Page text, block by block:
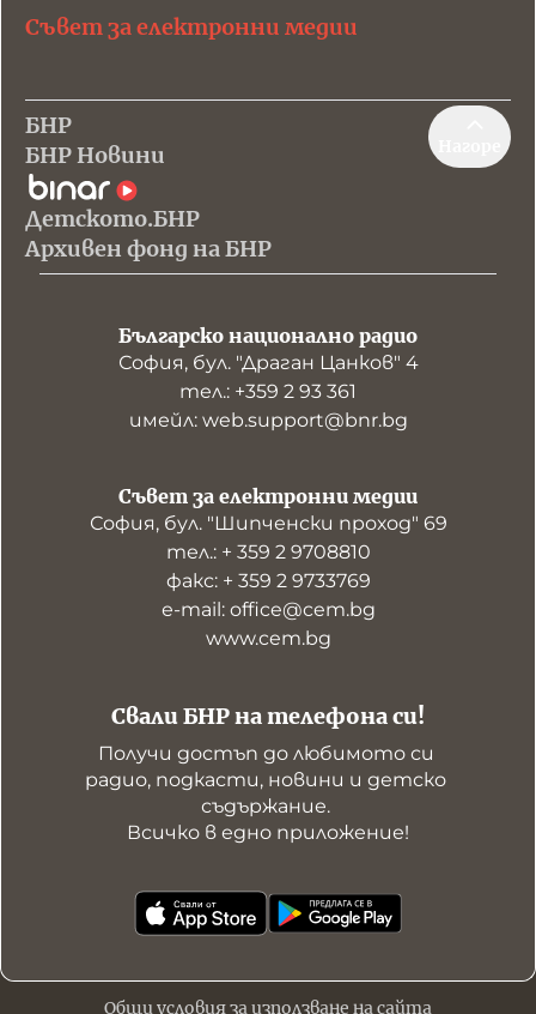
Съвет за електронни медии
БНР
БНР Новини
Детското.БНР
Архивен фонд на БНР
Българско национално радио
София, бул. "Драган Цанков" 4
тел.: +359 2 93 361
имейл: web.support@bnr.bg
Свали БНР на телефона си!
Получи достъп до любимото си
радио, подкасти, новини и детско
съдържание.
Всичко в едно приложение!
Съвет за електронни медии
София, бул. "Шипченски проход" 69
тел.: + 359 2 9708810
факс: + 359 2 9733769
е-mail: office@cem.bg
www.cem.bg
Общи условия за използване на сайта